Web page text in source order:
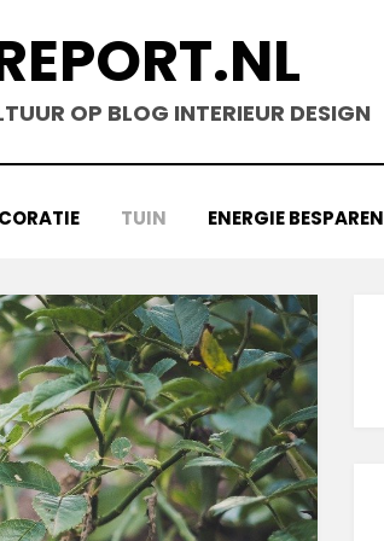
OP BLOG INTERIEUR DESIGN
TUIN ENERGIE BESPAREN